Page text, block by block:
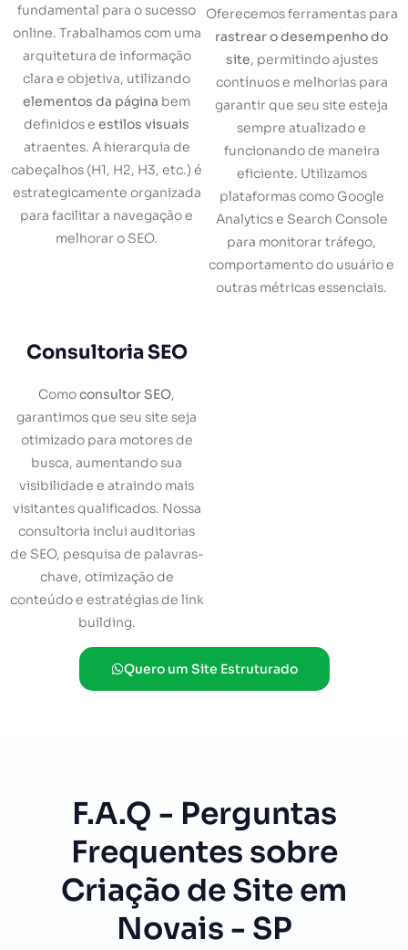
fundamental para o sucesso
online. Trabalhamos com uma
arquitetura de informação
clara e objetiva, utilizando
elementos da página bem
definidos e estilos visuais
atraentes. A hierarquia de
cabeçalhos (H1, H2, H3, etc.) é
estrategicamente organizada
para facilitar a navegação e
melhorar o SEO.
Oferecemos ferramentas para
rastrear o desempenho do
site, permitindo ajustes
contínuos e melhorias para
garantir que seu site esteja
sempre atualizado e
funcionando de maneira
eficiente. Utilizamos
plataformas como Google
Analytics e Search Console
para monitorar tráfego,
comportamento do usuário e
outras métricas essenciais.
Consultoria SEO
Comoconsultor SEO,
garantimos que seu site seja
otimizado para motores de
busca, aumentando sua
visibilidade e atraindo mais
visitantes qualificados. Nossa
consultoria inclui auditorias
de SEO, pesquisa de palavras-
chave, otimização de
conteúdo e estratégias de link
building.
Quero um Site Estruturado
F.A.Q - Perguntas
Frequentes sobre
Criação de Site em
Novais - SP